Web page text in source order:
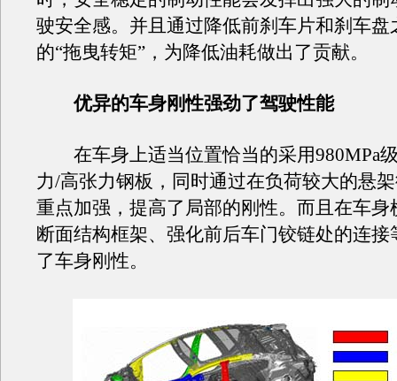
驶安全感。并且通过降低前刹车片和刹车盘
的“拖曳转矩”，为降低油耗做出了贡献。
优异的车身刚性强劲了驾驶性能
在车身上适当位置恰当的采用980MPa
力/高张力钢板，同时通过在负荷较大的悬
重点加强，提高了局部的刚性。而且在车身
断面结构框架、强化前后车门铰链处的连接
了车身刚性。